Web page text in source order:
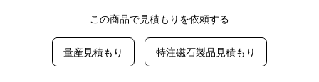
この商品で見積もりを依頼する
量産見積もり 特注磁石製品見積もり